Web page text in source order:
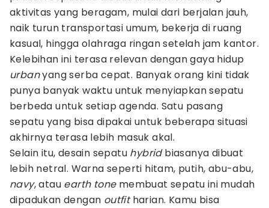
aktivitas yang beragam, mulai dari berjalan jauh,
naik turun transportasi umum, bekerja di ruang
kasual, hingga olahraga ringan setelah jam kantor.
Kelebihan ini terasa relevan dengan gaya hidup
urbanyang serba cepat. Banyak orang kini tidak
punya banyak waktu untuk menyiapkan sepatu
berbeda untuk setiap agenda. Satu pasang
sepatu yang bisa dipakai untuk beberapa situasi
akhirnya terasa lebih masuk akal.
Selain itu, desain sepatu hybridbiasanya dibuat
lebih netral. Warna seperti hitam, putih, abu-abu,
navy, atau earth tonemembuat sepatu ini mudah
dipadukan dengan outfitharian. Kamu bisa